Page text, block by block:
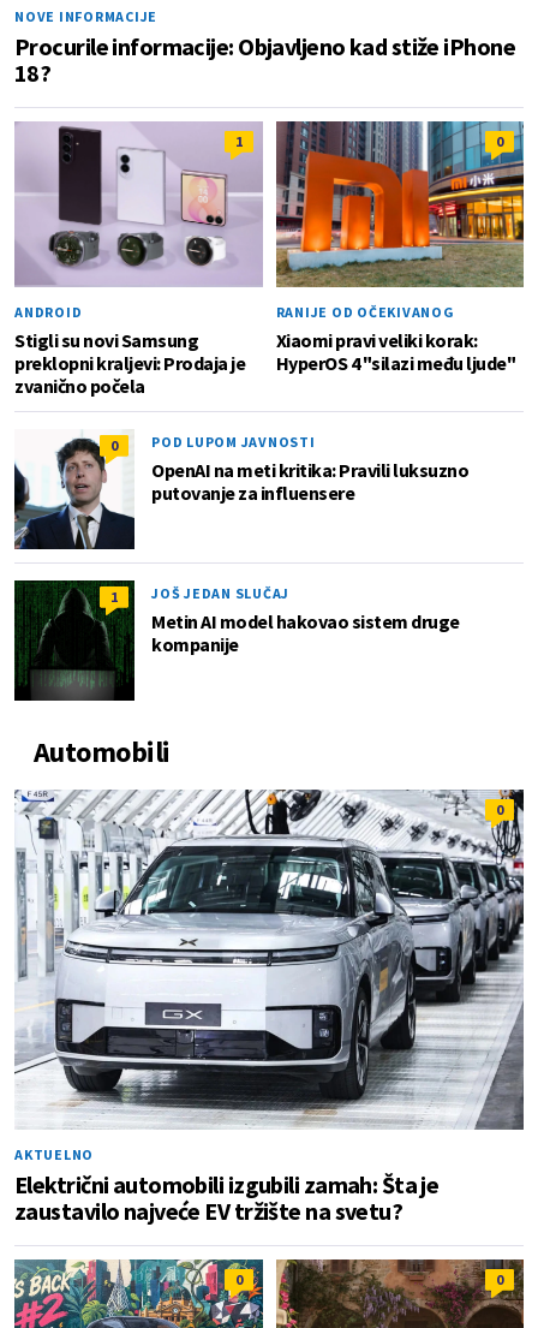
NOVE INFORMACIJE
Procurile informacije: Objavljeno kad stiže iPhone
18?
1
ANDROID
Stigli su novi Samsung
preklopni kraljevi: Prodaja je
zvanično počela
0
RANIJE OD OČEKIVANOG
Xiaomi pravi veliki korak:
HyperOS 4 "silazi među ljude"
0 POD LUPOM JAVNOSTI
OpenAI na meti kritika: Pravili luksuzno
putovanje za influensere
1 JOŠ JEDAN SLUČAJ
Metin AI model hakovao sistem druge
kompanije
Automobili
0
AKTUELNO
Električni automobili izgubili zamah: Šta je
zaustavilo najveće EV tržište na svetu?
0 0